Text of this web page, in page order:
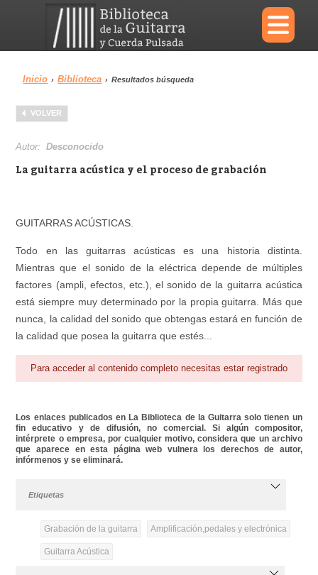
×
Menu
Biblioteca
Área personal
Inicio › Biblioteca › Resultados búsqueda
VOLVER
Autor:Desconocido
La guitarra acústica y el proceso de grabación
GUITARRAS ACÚSTICAS.
Todo en las guitarras acústicas es una historia distinta.
Mientras que el sonido de la eléctrica depende de múltiples
factores (ampli, efectos, etc.), el sonido de la guitarra acústica
está siempre muy determinado por la propia guitarra. Más que
nunca, la calidad del sonido que obtengas estará en función de
la calidad que posea la guitarra que estés...
Para acceder al contenido completo necesitas estar registrado
Los enlaces publicados en La Biblioteca de la Guitarra solo tienen un
fin educativo y de difusión, no comercial. Si algún compositor,
intérprete o empresa, por cualquier motivo, considera que un archivo
que aparece en esta página web vulnera los derechos de autor,
infórmenos y se eliminará.
Etiquetas
Grabación de la guitarra Amplificación,pedales y electrónica
Guitarra Acústica